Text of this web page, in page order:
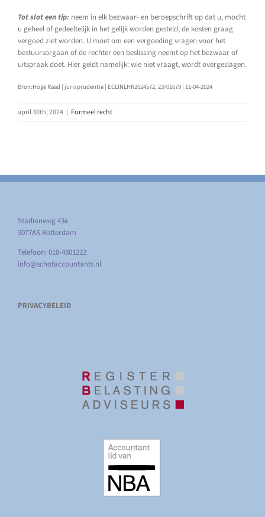
Tot slot een tip: neem in elk bezwaar- en beroepschrift op dat u, mocht
u geheel of gedeeltelijk in het gelijk worden gesteld, de kosten graag
vergoed ziet worden. U moet om een vergoeding vragen voor het
bestuursorgaan of de rechter een beslissing neemt op het bezwaar of
uitspraak doet. Hier geldt namelijk: wie niet vraagt, wordt overgeslagen.
Bron:Hoge Raad | jurisprudentie | ECLINLHR2024572, 23/01679 | 11-04-2024
april 30th, 2024 | Formeel recht
Stadionweg 43e
3077AS Rotterdam
Telefoon: 010-4801222
info@schotaccountants.nl
PRIVACYBELEID